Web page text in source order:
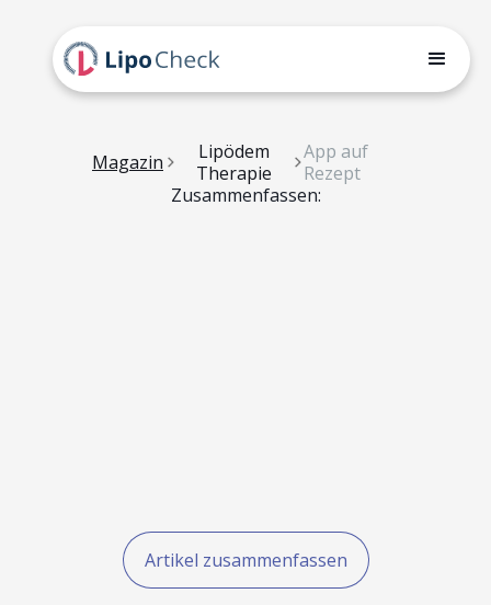
Magazin
Lipödem
Therapie
App auf
Rezept
Zusammenfassen:
Artikel zusammenfassen